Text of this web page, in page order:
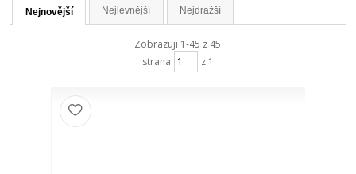
Nejnovější Nejlevnější Nejdražší
Zobrazuji 1-45 z 45
strana
z 1